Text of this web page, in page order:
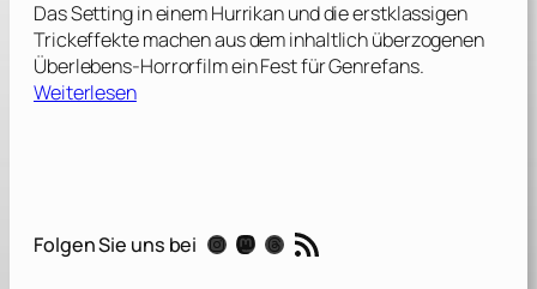
Das Setting in einem Hurrikan und die erstklassigen
Trickeffekte machen aus dem inhaltlich überzogenen
Überlebens-Horrorfilm ein Fest für Genrefans.
Weiterlesen:
[
Folgen Sie uns bei Instagram Mastodon Threads RSS-Feed